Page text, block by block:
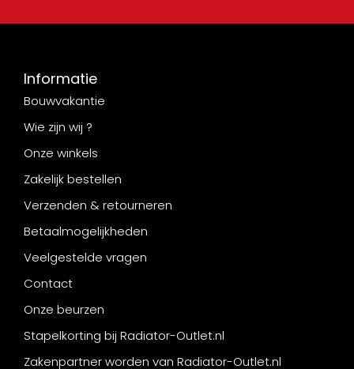
Informatie
Bouwvakantie
Wie zijn wij ?
Onze winkels
Zakelijk bestellen
Verzenden & retourneren
Betaalmogelijkheden
Veelgestelde vragen
Contact
Onze beurzen
Stapelkorting bij Radiator-Outlet.nl
Zakenpartner worden van Radiator-Outlet.nl